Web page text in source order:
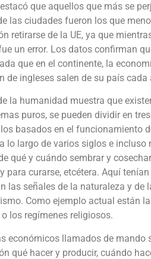
que aquellos que más se
las ciudades fueron los que
retirarse de la UE, ya que
un error. Los datos confirman
que en el continente, la
de ingleses salen de su país
la humanidad muestra que
puros, se pueden dividir en
basados en el funcionamiento
lo largo de varios siglos e incluso
qué y cuándo sembrar y
para curarse, etcétera. Aquí
las señales de la naturaleza y
Como ejemplo actual están
los regímenes religiosos.
económicos llamados de mando
qué hacer y producir, cuándo